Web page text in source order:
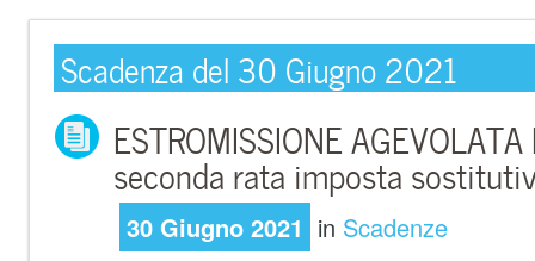
Scadenza del 30 Giugno 2021
ESTROMISSIONE
seconda rata imposta
30 Giugno 2021 in Scadenze